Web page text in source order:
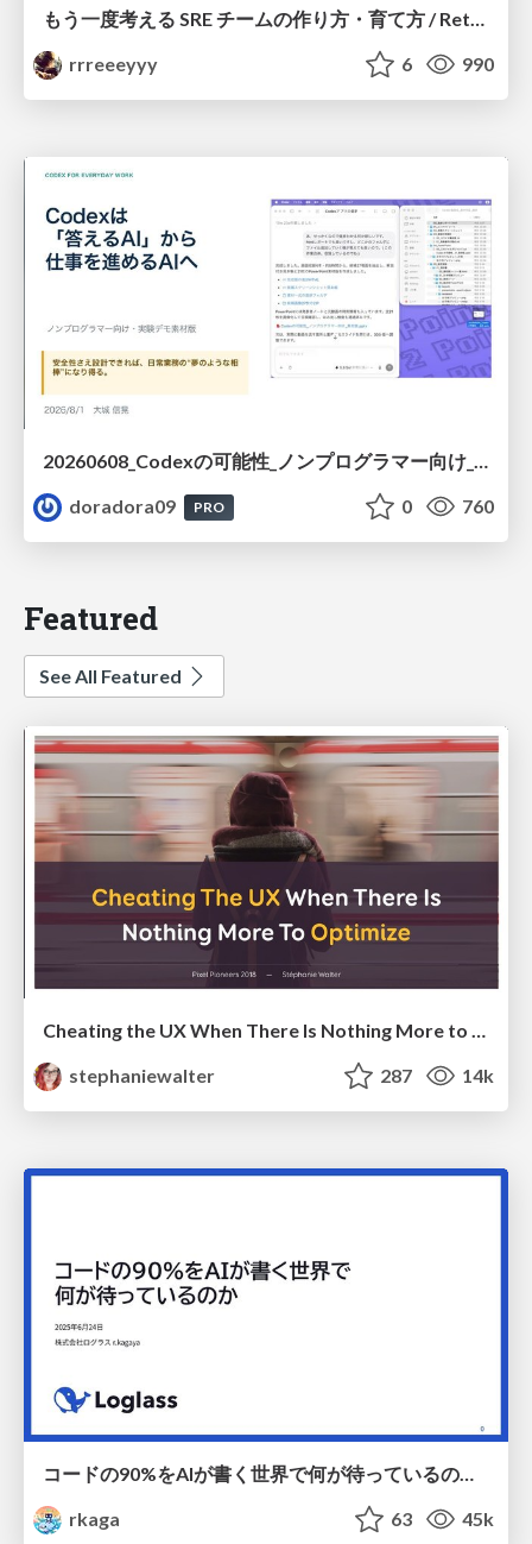
rrreeeyyy
6 990
20260608_Codexの可能性_ノンプログラマー向け_大城追記
doradora09
PRO 0 760
Featured
See All Featured
Cheating the UX When There Is Nothing More to Optimize - PixelPioneers
stephaniewalter
287 14k
コードの90%をAIが書く世界で何が待っているのか / What awaits us in a world where 90% of the code is written by AI
rkaga
63 45k